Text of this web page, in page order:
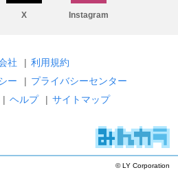
X Instagram
社 | 利用規約
ー
| プライバシーセンター
| ヘルプ | サイトマップ
© LY Corporation